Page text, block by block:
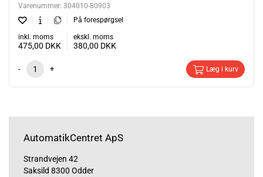
Varenummer: 304010-80903
På forespørgsel
inkl. moms
475,00 DKK
ekskl. moms
380,00 DKK
- + Læg i kurv
AutomatikCentret ApS
Strandvejen 42
Saksild 8300 Odder